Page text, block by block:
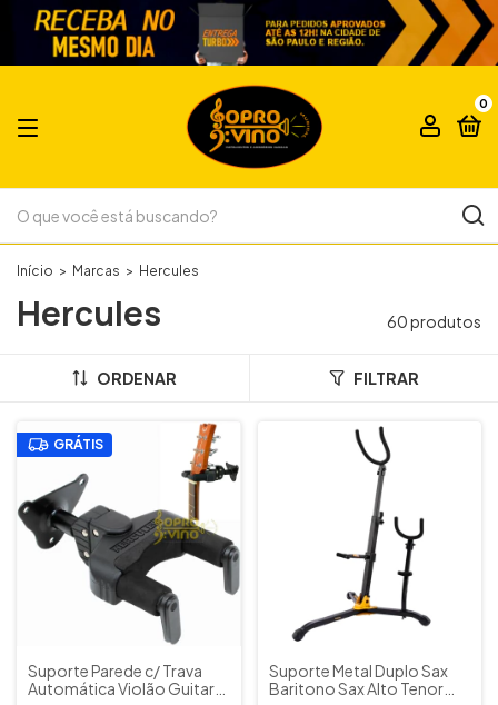
0
Início > Marcas > Hercules
Hercules 60 produtos
ORDENAR FILTRAR
GRÁTIS
Suporte Parede c/ Trava
Automática Violão Guitarra
Suporte Metal Duplo Sax
Baritono Sax Alto Tenor